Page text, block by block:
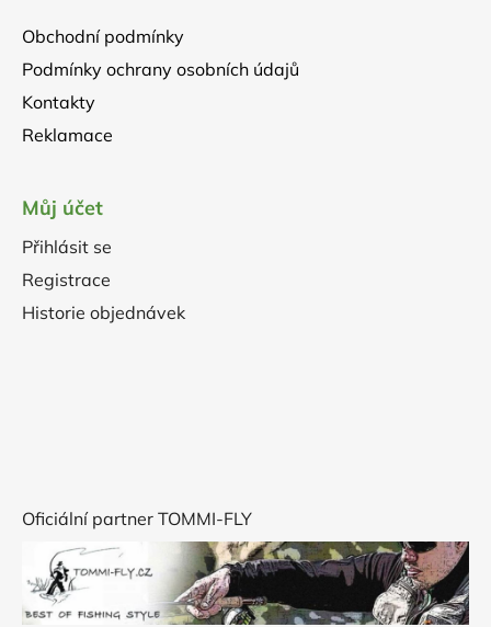
Obchodní podmínky
Podmínky ochrany osobních údajů
Kontakty
Reklamace
Můj účet
Přihlásit se
Registrace
Historie objednávek
Oficiální partner TOMMI-FLY